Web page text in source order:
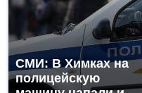
СМИ: В Химках на
полицейскую